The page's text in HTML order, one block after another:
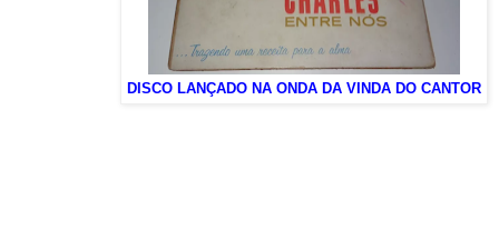
DISCO LANÇADO NA ONDA DA VINDA DO CANTOR